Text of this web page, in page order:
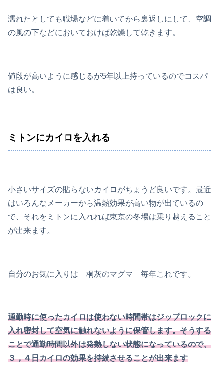
濡れたとしても職場などに着いてから裏返しにして、空調
の風の下などにおいておけば乾燥して乾きます。
値段が高いように感じるが5年以上持っているのでコスパ
は良い。
ミトンにカイロを入れる
小さいサイズの貼らないカイロがちょうど良いです。最近
はいろんなメーカーから温熱効果が高い物が出ているの
で、それをミトンに入れれば東京の冬場は乗り越えること
が出来ます。
自分のお気に入りは 桐灰のマグマ 毎年これです。
通勤時に使ったカイロは使わない時間帯はジップロックに
入れ密封して空気に触れないように保管します。そうする
ことで通勤時間以外は発熱しない状態になっているので、
３，４日カイロの効果を持続させることが出来ます